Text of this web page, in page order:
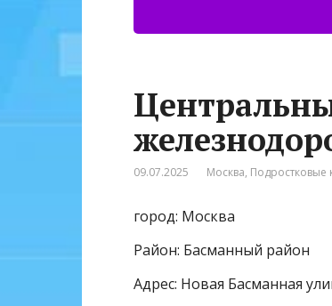
09.07.2025 Москва, Подростковые
город: Москва
Район: Басманный район
Адрес: Новая Басманная